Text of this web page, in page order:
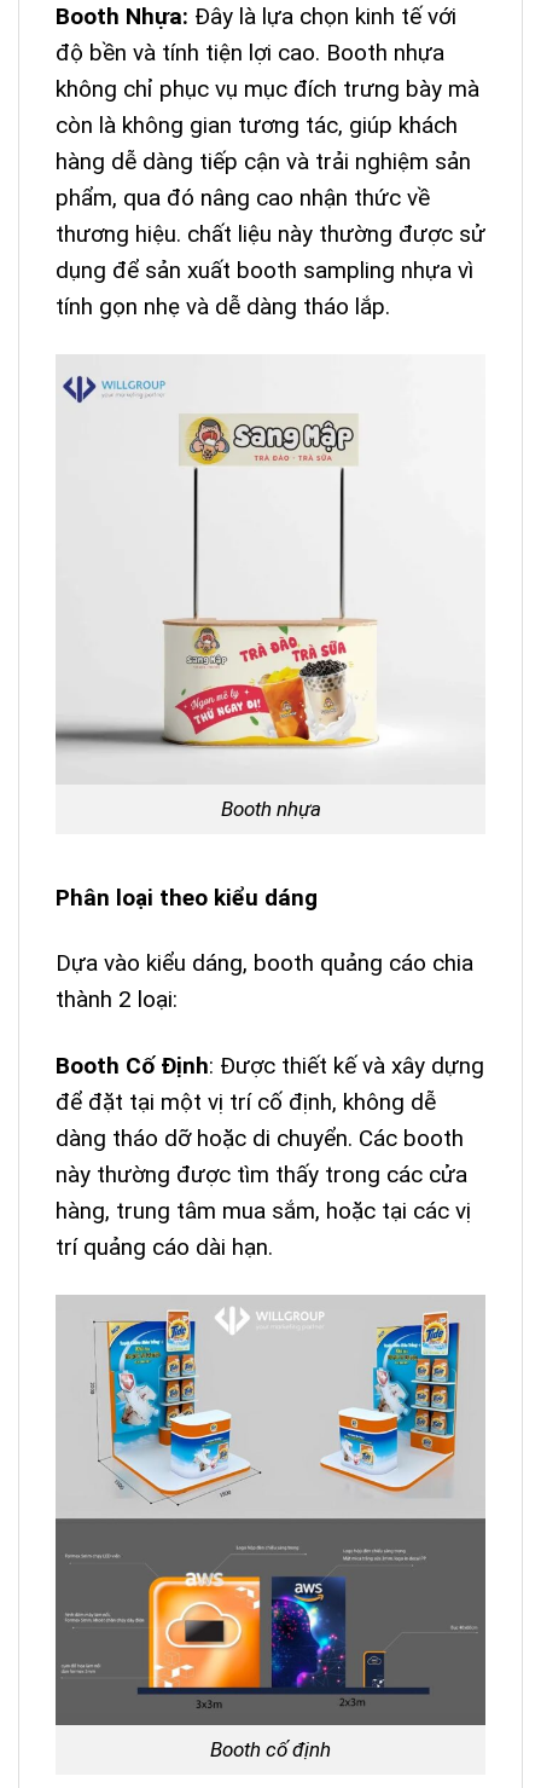
Booth Nhựa: Đây là lựa chọn kinh tế với
độ bền và tính tiện lợi cao. Booth nhựa
không chỉ phục vụ mục đích trưng bày mà
còn là không gian tương tác, giúp khách
hàng dễ dàng tiếp cận và trải nghiệm sản
phẩm, qua đó nâng cao nhận thức về
thương hiệu. chất liệu này thường được sử
dụng để sản xuất booth sampling nhựa vì
tính gọn nhẹ và dễ dàng tháo lắp.
Booth nhựa
Phân loại theo kiểu dáng
Dựa vào kiểu dáng, booth quảng cáo chia
thành 2 loại:
Booth Cố Định: Được thiết kế và xây dựng
để đặt tại một vị trí cố định, không dễ
dàng tháo dỡ hoặc di chuyển. Các booth
này thường được tìm thấy trong các cửa
hàng, trung tâm mua sắm, hoặc tại các vị
trí quảng cáo dài hạn.
Booth cố định